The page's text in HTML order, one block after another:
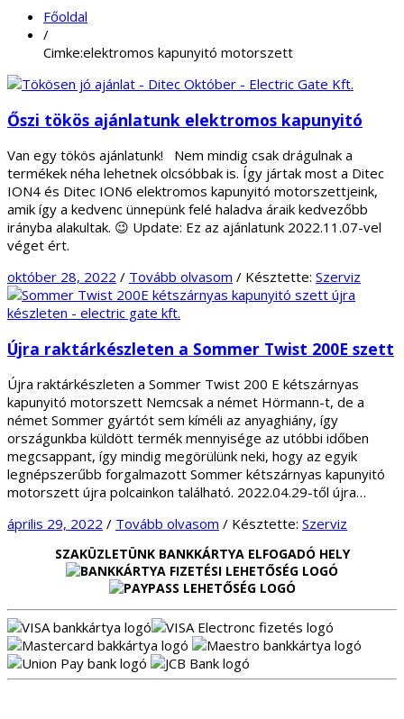
Főoldal
/
Cimke:elektromos kapunyitó motorszett
Őszi tökös ajánlatunk elektromos kapunyitó
Van egy tökös ajánlatunk! Nem mindig csak drágulnak a
termékek néha lehetnek olcsóbbak is. Így jártak most a Ditec
ION4 és Ditec ION6 elektromos kapunyitó motorszettjeink,
amik így a kedvenc ünnepünk felé haladva áraik kedvezőbb
irányba alakultak. 😉 Update: Ez az ajánlatunk 2022.11.07-vel
véget ért.
október 28, 2022 / Tovább olvasom / Késztette: Szerviz
Újra raktárkészleten a Sommer Twist 200E szett
Újra raktárkészleten a Sommer Twist 200 E kétszárnyas
kapunyitó motorszett Nemcsak a német Hörmann-t, de a
német Sommer gyártót sem kíméli az anyaghiány, így
országunkba küldött termék mennyisége az utóbbi időben
megcsappant, így mindig megörülünk neki, hogy az egyik
legnépszerűbb forgalmazott Sommer kétszárnyas kapunyitó
motorszett újra polcainkon található. 2022.04.29-től újra…
április 29, 2022 / Tovább olvasom / Késztette: Szerviz
SZAKÜZLETÜNK BANKKÁRTYA ELFOGADÓ HELY